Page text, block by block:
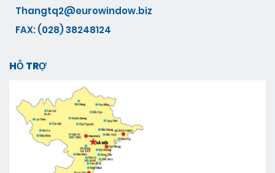
Thangtq2@eurowindow.biz
FAX: (028) 38248124
HỖ TRỢ